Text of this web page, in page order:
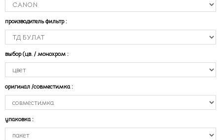
производитель фильтр :
выбор (цв. / монохром :
оригинал /совместимка :
упаковка :